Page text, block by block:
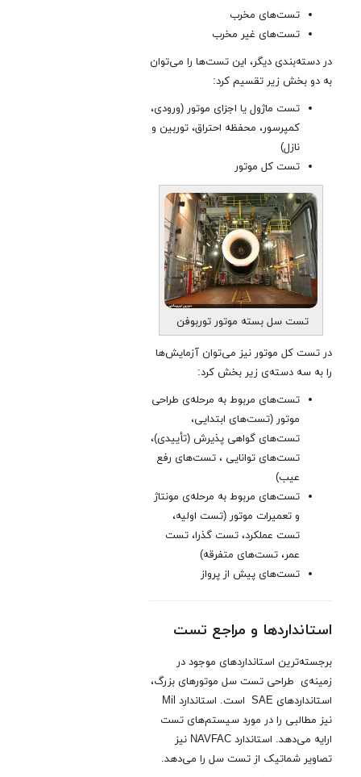
تست‌‌های مخرب
تست‌‌های غیر مخرب
در دسته‌‌بندی دیگر، این تست‌‌ها را می‌توان
به دو بخش زیر تقسیم کرد:
تست ماژول یا اجزای موتور (ورودی،
کمپرسور، محفظه احتراق، توربین و
نازل)
تست کل موتور
تست سل بسته موتور توربوفن
در تست کل موتور نیز می‌توان آزمایش‌‌ها
را به سه دسته‌‌ی زیر بخش کرد:
تست‌‌های مربوط به مرحله‌‌ی طراحی
موتور (تست‌های ابتدایی،
تست‌های گواهی پذیرش (تأییدی)،
تست‌های توانایی ، تست‌های رفع
عیب)
تست‌‌های مربوط به مرحله‌‌ی مونتاژ
و تعمیرات موتور (تست اولیه،
تست عملکرد، تست گذرا، تست
عمر، تست‌های متفرقه)
تست‌های پیش از پرواز
استانداردها و مراجع تست
برجسته‌ترین استانداردهای موجود در
زمینه‌ی طراحی تست سل موتورهای بزرگ،
استانداردهای SAE است. استاندارد Mil
نیز مطالبی را در مورد سیستم‌های تست
ارایه می‌دهد. استاندارد NAVFAC نیز
تصاویر شماتیک از تست سل را می‌دهد.